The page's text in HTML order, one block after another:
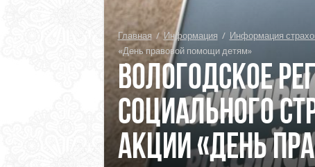
Главная / Информация / Информация
«День правовой помощи детям»
Вологодское
социального
акции «День